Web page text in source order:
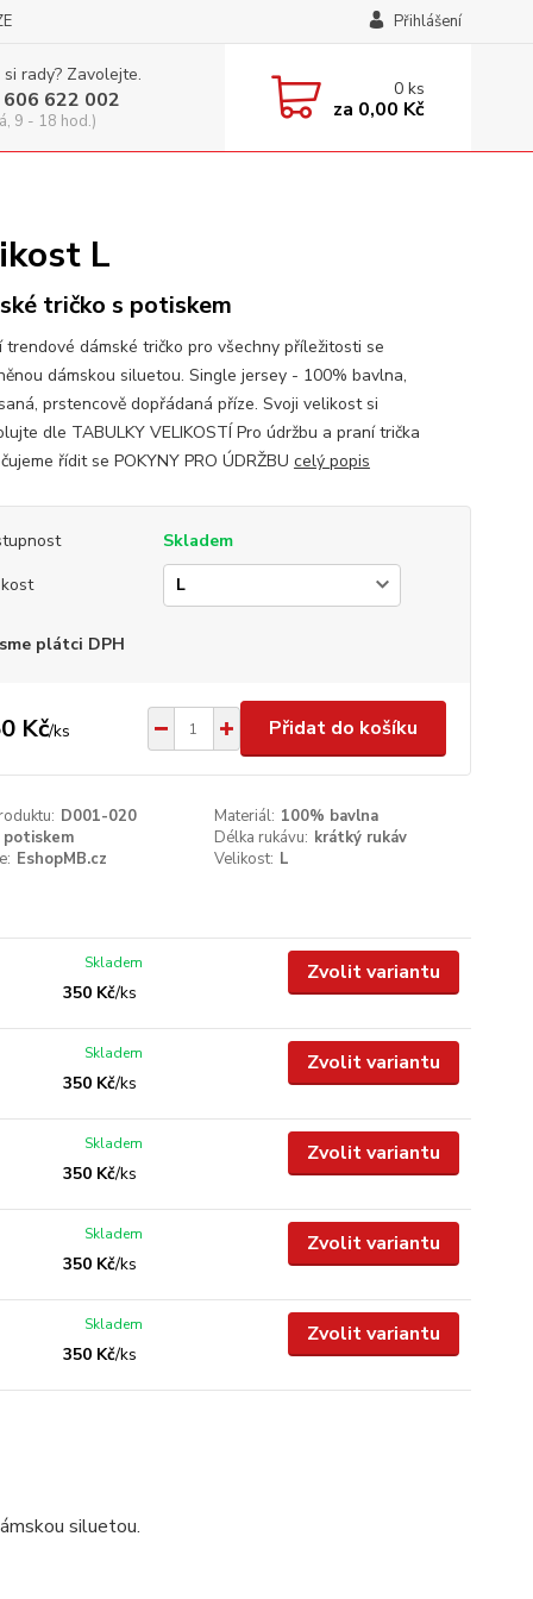
Přihlášení
rady? Zavolejte.
622 002
9 - 18 hod.)
0ks
za 0,00 Kč
L
tričko s potiskem
trendové dámské tričko pro všechny příležitosti se
dámskou siluetou. Single jersey - 100% bavlna,
prstencově dopřádaná příze. Svoji velikost si
dle TABULKY VELIKOSTÍ Pro údržbu a praní trička
řídit se POKYNY PRO ÚDRŽBU celý popis
Skladem
plátci DPH
Kč/ks Přidat do košíku
D001-020 Materiál: 100% bavlna
potiskem
Délka rukávu: krátký rukáv
EshopMB.cz Velikost: L
350 Kč/ks
Skladem Zvolit variantu
350 Kč/ks
Skladem Zvolit variantu
350 Kč/ks
Skladem Zvolit variantu
350 Kč/ks
Skladem Zvolit variantu
350 Kč/ks
Skladem Zvolit variantu
siluetou.